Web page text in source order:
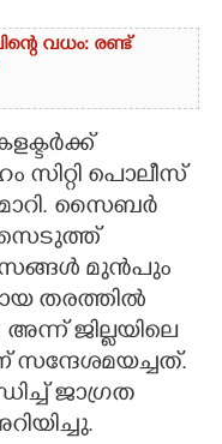
വധം: രണ്ട്
സിറ്റി പൊലീസ്
സൈബർ
മുൻപും
തരത്തിൽ
അന്ന് ജില്ലയിലെ
സന്ദേശമയച്ചത്.
ജാഗ്രത